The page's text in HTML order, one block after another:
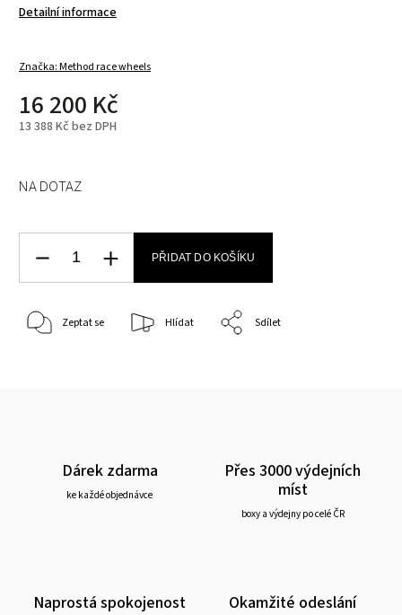
Detailní informace
Značka:Method race wheels
16 200 Kč
13 388 Kč bez DPH
NA DOTAZ
PŘIDAT DO KOŠÍKU
Zeptat se Hlídat Sdílet
Dárek zdarma
ke každé objednávce
Přes 3000 výdejních
míst
boxy a výdejny po celé ČR
Naprostá spokojenost Okamžité odeslání